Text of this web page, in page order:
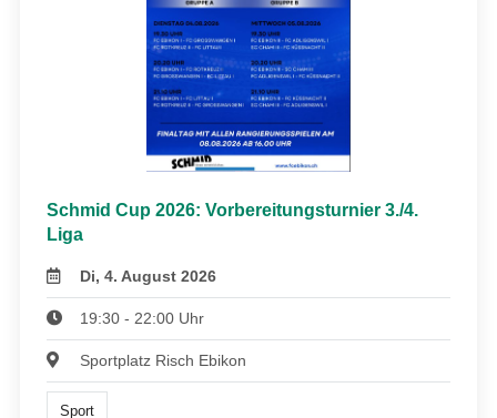
Schmid Cup 2026: Vorbereitungsturnier 3./4.
Liga
Di, 4. August 2026
19:30 - 22:00 Uhr
Sportplatz Risch Ebikon
Sport